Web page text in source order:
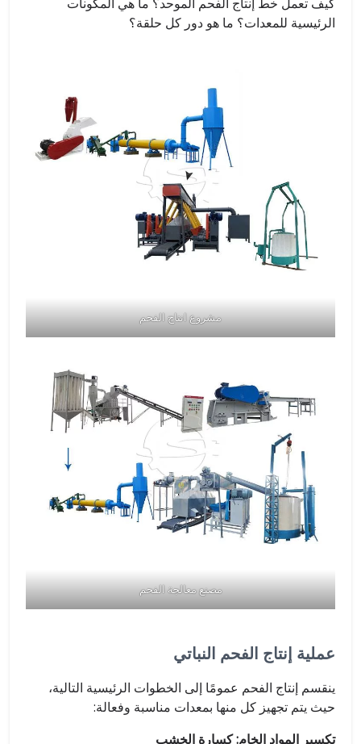
الرئيسية للمعدات؟ ما هو دور كل حلقة؟
مشروع انتاج الفحم
مصنع معالجة الفحم
عملية إنتاج الفحم النباتي
ينقسم إنتاج الفحم عمومًا إلى الخطوات الرئيسية التالية،
حيث يتم تجهيز كل منها بمعدات مناسبة وفعالة:
تكسير المواد الخام: كسارة الخشب